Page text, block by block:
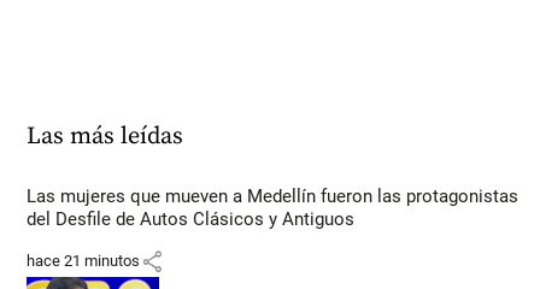
Las más leídas
Las mujeres que mueven a Medellín fueron las protagonistas
del Desfile de Autos Clásicos y Antiguos
hace 21 minutos share